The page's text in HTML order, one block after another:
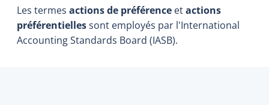
Les termes actions de préférence etactions
préférentiellessont employés par l'International
Accounting Standards Board (IASB).